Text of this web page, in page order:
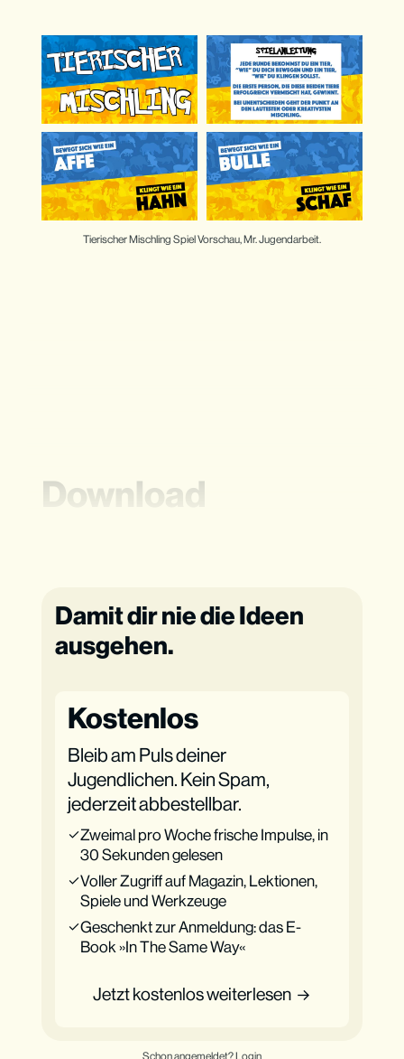
Tierischer Mischling Spiel Vorschau, Mr. Jugendarbeit.
Download
Damit dir nie die Ideen
ausgehen.
Kostenlos
Bleib am Puls deiner
Jugendlichen. Kein Spam,
jederzeit abbestellbar.
Zweimal pro Woche frische Impulse, in
30 Sekunden gelesen
Voller Zugriff auf Magazin, Lektionen,
Spiele und Werkzeuge
Geschenkt zur Anmeldung: das E-
Book »In The Same Way«
Jetzt kostenlos weiterlesen